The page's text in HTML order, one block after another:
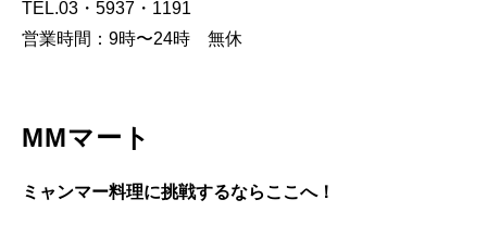
TEL.03・5937・1191
営業時間：9時〜24時 無休
MMマート
ミャンマー料理に挑戦するならここへ！